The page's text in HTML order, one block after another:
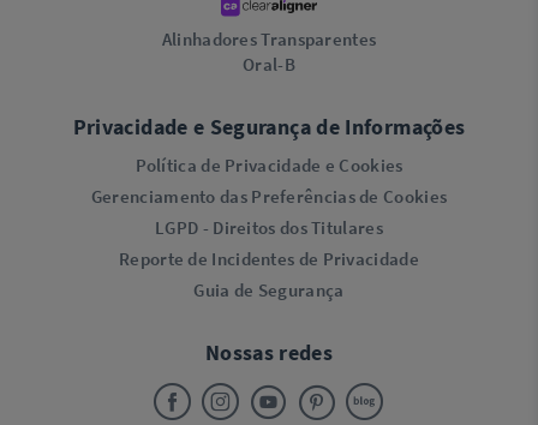
Alinhadores Transparentes
Oral-B
Privacidade e Segurança de Informações
Política de Privacidade e Cookies
Gerenciamento das Preferências de Cookies
LGPD - Direitos dos Titulares
Reporte de Incidentes de Privacidade
Guia de Segurança
Nossas redes